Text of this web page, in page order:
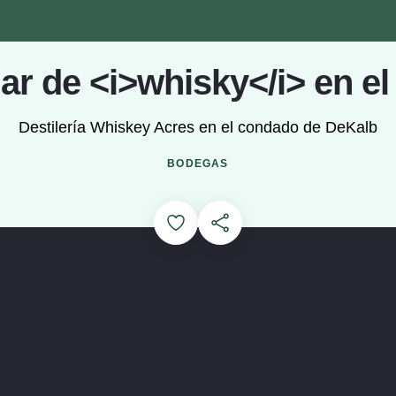
de <i>whisky</i> en
Destilería Whiskey Acres en el condado de DeKalb
BODEGAS
Add to Favorites
Compartir esta página
Cargando...
Acres (se abre en una ventana modal)